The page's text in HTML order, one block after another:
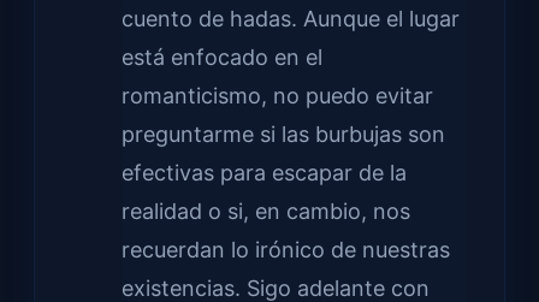
cuento de hadas. Aunque el lugar
está enfocado en el
romanticismo, no puedo evitar
preguntarme si las burbujas son
efectivas para escapar de la
realidad o si, en cambio, nos
recuerdan lo irónico de nuestras
existencias. Sigo adelante con